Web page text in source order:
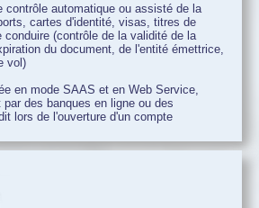
contrôle automatique ou assisté de la
cartes d'identité, visas, titres de
conduire (contrôle de la validité de la
du document, de l'entité émettrice,
vol)
en mode SAAS et en Web Service,
des banques en ligne ou des
lors de l'ouverture d'un compte